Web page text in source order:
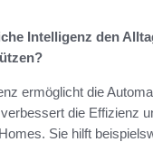
Intelligenz den
ermöglicht die
die Effizienz
Sie hilft